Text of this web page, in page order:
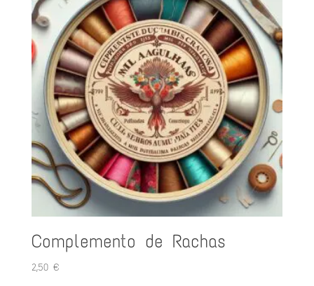
Complemento de Rachas
2,50 €